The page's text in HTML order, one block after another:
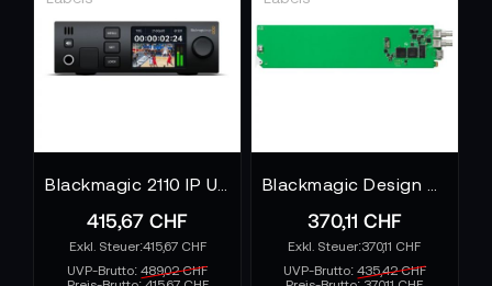
415,67 CHF
415,67 CHF
UVP-Brutto:489,02 CHF
370,11 CHF
370,11 CHF
UVP-Brutto: 435,42 CHF